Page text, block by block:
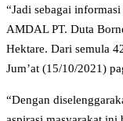
“Jadi sebagai
AMDAL PT. Duta
Hektare. Dari semula
Jum’at (15/10/2021)
“Dengan